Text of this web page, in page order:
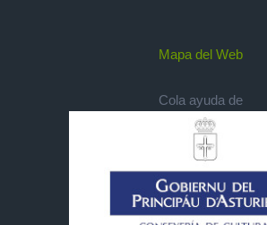
Mapa del Web
Cola ayuda de